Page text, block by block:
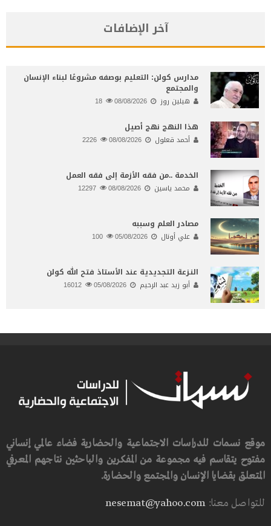
آخر الإضافات
مدارس كولن: التعليم بوصفه مشروعًا لبناء الإنسان
والمجتمع
هيلين روز 08/08/2026
هذا النهج نهج أصيل
أحمد قعلول 08/08/2026
الخدمة ..من فقه الأزمة إلى فقه العمل
محمد ياسين 08/08/2026
مصادر العلم وسببه
علي أونال 05/08/2026
النـزعة التجديدية عند الأستاذ فتح الله كولن
أبو زيد عبد الرحيم 05/08/2026
موقع نسمات للدراسات الاجتماعية والحضارية فضاء عالمي إنساني
مفتوح يتقاسم فيه مجموعة من المفكرين والباحثين نتاجهم المعرفي
المتعلق بقضايا الإنسان والمجتمع والحضارة.
للتواصل معنا:nesemat@yahoo.com